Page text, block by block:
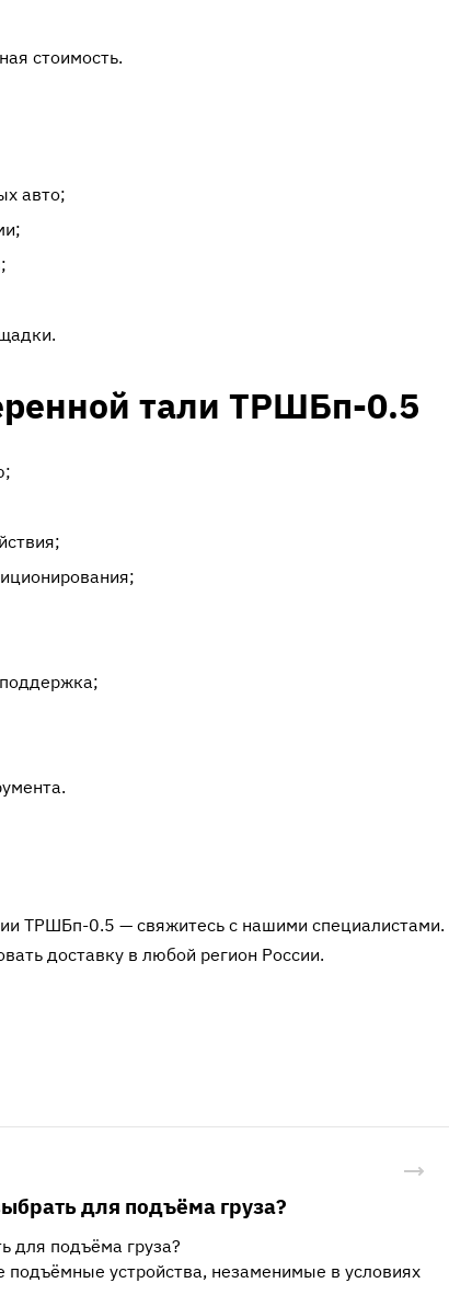
стоимость.
авто;
тали ТРШБп-0.5
ТРШБп-0.5 — свяжитесь с нашими специалистами.
доставку в любой регион России.
для подъёма груза?
для подъёма груза?
устройства, незаменимые в условиях